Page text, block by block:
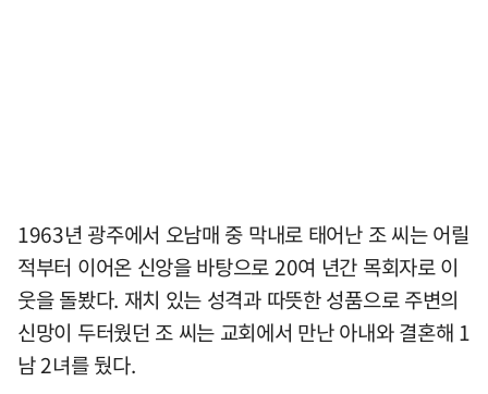
1963년 광주에서 오남매 중 막내로 태어난 조 씨는 어릴
적부터 이어온 신앙을 바탕으로 20여 년간 목회자로 이
웃을 돌봤다. 재치 있는 성격과 따뜻한 성품으로 주변의
신망이 두터웠던 조 씨는 교회에서 만난 아내와 결혼해 1
남 2녀를 뒀다.